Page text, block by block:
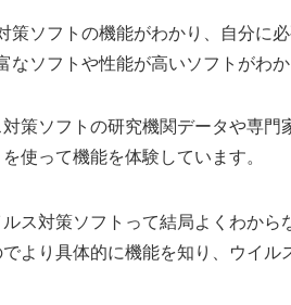
策ソフトの機能がわかり、自分に
なソフトや性能が高いソフトがわ
策ソフトの研究機関データや専
使って機能を体験しています。
ス対策ソフトって結局よくわか
より具体的に機能を知り、ウイ